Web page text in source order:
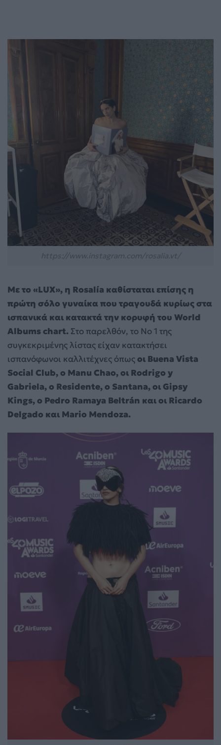
Με το «LUX», η Rosalía καθίσταται επίσης η
πρώτη σόλο γυναίκα που τραγουδά κυρίως στα
ισπανικά και κατακτά την κορυφή του World
Albums chart. Στο παρελθόν, το Νο 1 της
συγκεκριμένης λίστας είχαν κατακτήσει
ισπανόφωνοι καλλιτέχνες όπωςοι Buena Vista
Social Club, ο Manu Chao, οι Rodrigo y
Gabriela, ο Residente, ο Santana, οι Gipsy
Kings, ο Pedro Ramaya Beltrán και οι Ricardo
Delgado και Mario Mendoza.